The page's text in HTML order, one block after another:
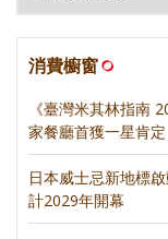
消費櫥窗
《臺灣米其林指南
家餐廳首獲一星肯
日本威士忌新地標
計2029年開幕